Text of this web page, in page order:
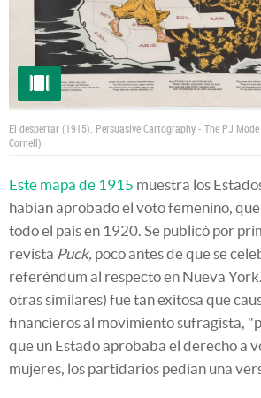
El despertar (1915). Persuasive Cartography - The PJ
Cornell)
Este mapa de 1915 muestra los
habían aprobado el voto femenino,
todo el país en 1920. Se publicó por
revista Puck, poco antes de que se
referéndum al respecto en Nueva
otras similares) fue tan exitosa que
financieros al movimiento sufragista,
que un Estado aprobaba el derecho a
mujeres, los partidarios pedían una